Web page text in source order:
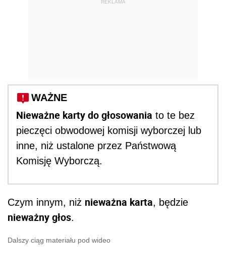
REKLAMA
WAŻNE
Nieważne karty do głosowania to te bez
pieczęci obwodowej komisji wyborczej lub
inne, niż ustalone przez Państwową
Komisję Wyborczą.
Czym innym, niż nieważna karta, będzie
nieważny głos.
Dalszy ciąg materiału pod wideo